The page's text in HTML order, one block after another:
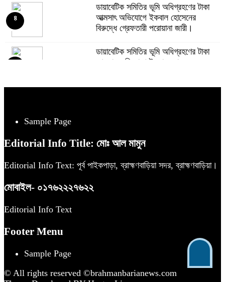
ডায়াবেটিক সমিতির ভূমি অধিগ্রহণের টাকা
আত্মসাৎ অভিযোগে ইকবাল হোসেনের
বিরুদ্ধে গ্রেফতারী পরোয়ানা জারী।
৪
ডায়াবেটিক সমিতির ভূমি অধিগ্রহণের টাকা
আত্মসাৎ অভিযোগে ইকবাল হোসেনের
জমি নিয়ে দুই বোনের পৃথক মামলা,
আদালতের নির্দেশেও থামেনি নির্মাণকাজ
সিআইপিকে জেলা রেস্তোরাঁ মালিক সমিতির
মালদ্বীপে বিশেষ সম্মাননায় ভূষিত
Sample Page
Editorial Info Title: মোঃ আল মামুন
Editorial Info Text: পূর্ব পাইকপাড়া, ব্রাহ্মণবাড়িয়া সদর, ব্রাহ্মণবাড়িয়া।
মোবাইল- ০১৭৬২২২৭৬২২
Editorial Info Text
Footer Menu
Sample Page
© All rights reserved ©brahmanbarianews.com